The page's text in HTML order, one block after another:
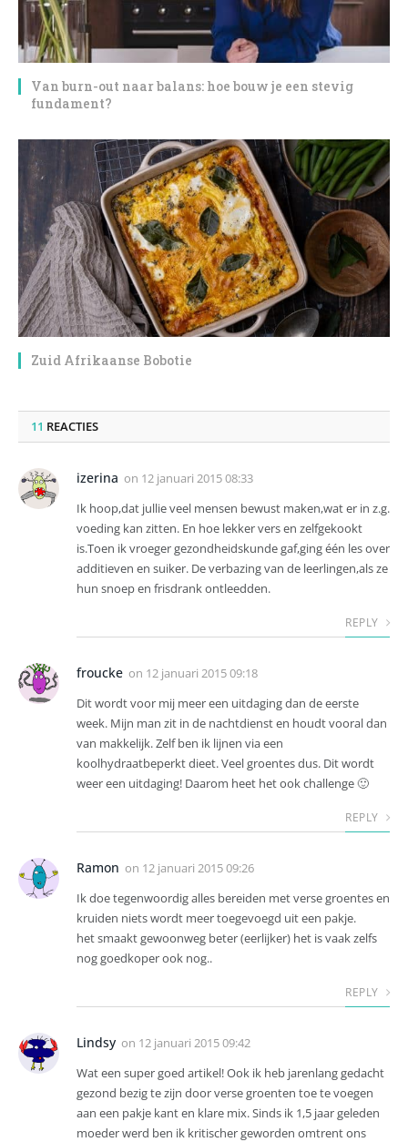
Van burn-out naar balans: hoe bouw je een stevig
fundament?
Zuid Afrikaanse Bobotie
11 REACTIES
izerina on 12 januari 2015 08:33
Ik hoop,dat jullie veel mensen bewust maken,wat er in z.g.
voeding kan zitten. En hoe lekker vers en zelfgekookt
is.Toen ik vroeger gezondheidskunde gaf,ging één les over
additieven en suiker. De verbazing van de leerlingen,als ze
hun snoep en frisdrank ontleedden.
REPLY
froucke on 12 januari 2015 09:18
Dit wordt voor mij meer een uitdaging dan de eerste
week. Mijn man zit in de nachtdienst en houdt vooral dan
van makkelijk. Zelf ben ik lijnen via een
koolhydraatbeperkt dieet. Veel groentes dus. Dit wordt
weer een uitdaging! Daarom heet het ook challenge 🙂
REPLY
Ramon on 12 januari 2015 09:26
Ik doe tegenwoordig alles bereiden met verse groentes en
kruiden niets wordt meer toegevoegd uit een pakje.
het smaakt gewoonweg beter (eerlijker) het is vaak zelfs
nog goedkoper ook nog..
REPLY
Lindsy on 12 januari 2015 09:42
Wat een super goed artikel! Ook ik heb jarenlang gedacht
gezond bezig te zijn door verse groenten toe te voegen
aan een pakje kant en klare mix. Sinds ik 1,5 jaar geleden
moeder werd ben ik kritischer geworden omtrent ons